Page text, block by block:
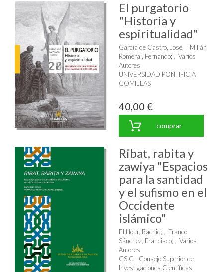
El purgatorio
"Historia y
espiritualidad"
Garcia de Castro, Jose;
Millán
Romeral, Fernando;
Varios
Autores
UNIVERSIDAD PONTIFICIA
COMILLAS
40,00 €
comprar
Ribat, rabita y
zawiya "Espacios
para la santidad
y el sufismo en el
Occidente
islámico"
El Hour, Rachid;
Franco
Sánchez, Francisco;
Varios
Autores
CSIC - Consejo Superior de
Investigaciones Científicas